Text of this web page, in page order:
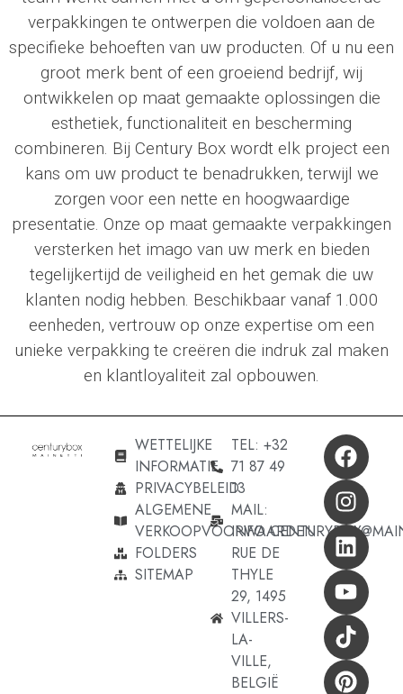
verpakkingen te ontwerpen die voldoen aan de
specifieke behoeften van uw producten. Of u nu een
groot merk bent of een groeiend bedrijf, wij
ontwikkelen op maat gemaakte oplossingen die
esthetiek, functionaliteit en bescherming
combineren. Bij Century Boxwordt elk project een
kans om uw product te benadrukken, terwijl we
zorgen voor een nette en hoogwaardige
presentatie. Onze op maat gemaakte verpakkingen
versterken het imago van uw merk en bieden
tegelijkertijd de veiligheid en het gemak die uw
klanten nodig hebben. Beschikbaar vanaf 1.000
eenheden, vertrouw op onze expertise om een
unieke verpakking te creëren die indruk zal maken
en klantloyaliteit zal opbouwen.
WETTELIJKE
INFORMATIE
PRIVACYBELEID
ALGEMENE
VERKOOPVOORWAARDEN
FOLDERS
SITEMAP
TEL: +32
71 87 49
13
MAIL:
RUE DE
THYLE
29, 1495
VILLERS-
LA-
VILLE,
BELGIË